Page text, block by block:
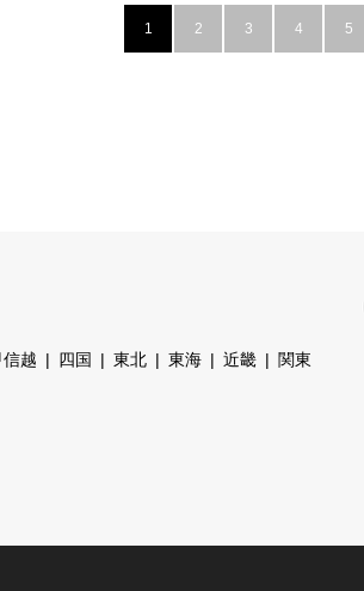
1 2 3 4 5
越 四国 東北 東海 近畿 関東